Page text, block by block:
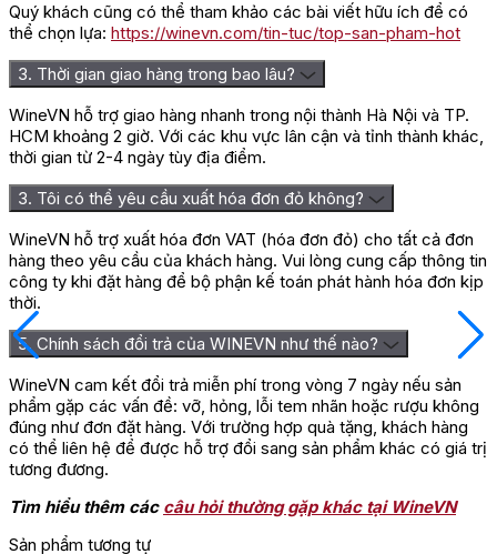
Quý khách cũng có thể tham khảo các bài viết hữu ích để có
thể chọn lựa: https://winevn.com/tin-tuc/top-san-pham-hot
3. Thời gian giao hàng trong bao lâu?
WineVN hỗ trợ giao hàng nhanh trong nội thành Hà Nội và TP.
HCM khoảng 2 giờ. Với các khu vực lân cận và tỉnh thành khác,
thời gian từ 2-4 ngày tùy địa điểm.
3. Tôi có thể yêu cầu xuất hóa đơn đỏ không?
WineVN hỗ trợ xuất hóa đơn VAT (hóa đơn đỏ) cho tất cả đơn
hàng theo yêu cầu của khách hàng. Vui lòng cung cấp thông tin
công ty khi đặt hàng để bộ phận kế toán phát hành hóa đơn kịp
thời.
5. Chính sách đổi trả của WINEVN như thế nào?
WineVN cam kết đổi trả miễn phí trong vòng 7 ngày nếu sản
phẩm gặp các vấn đề: vỡ, hỏng, lỗi tem nhãn hoặc rượu không
đúng như đơn đặt hàng. Với trường hợp quà tặng, khách hàng
có thể liên hệ để được hỗ trợ đổi sang sản phẩm khác có giá trị
tương đương.
Tìm hiểu thêm các câu hỏi thường gặp khác tại WineVN
Sản phẩm tương tự